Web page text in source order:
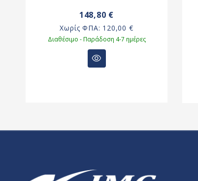
148,80 €
Χωρίς ΦΠΑ: 120,00 €
Διαθέσιμο - Παράδοση 4-7 ημέρες